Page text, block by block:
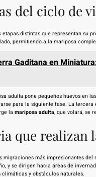
del ciclo de
distintas que representan su
permitiendo a la mariposa
Gaditana en
adulta pone pequeños huevos en
para la siguiente fase. La tercera
la mariposa adulta, que volará, se
que realizan
más impresionantes
y se dirigen hacia áreas de
y obstáculos naturales.